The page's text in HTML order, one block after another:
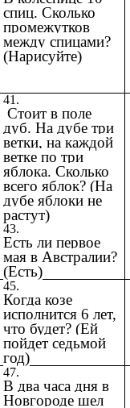
спиц. Сколько
промежутков
между спицами?
(Нарисуйте)
41.
Стоит в поле
дуб. На дубе три
ветки, на каждой
ветке по три
яблока. Сколько
всего яблок? (На
дубе яблоки не
растут)
43.
Есть ли первое
мая в Австралии?
(Есть)
45.
Когда козе
исполнится 6 лет,
что будет? (Ей
пойдет седьмой
год)
47.
В два часа дня в
Новгороде шел